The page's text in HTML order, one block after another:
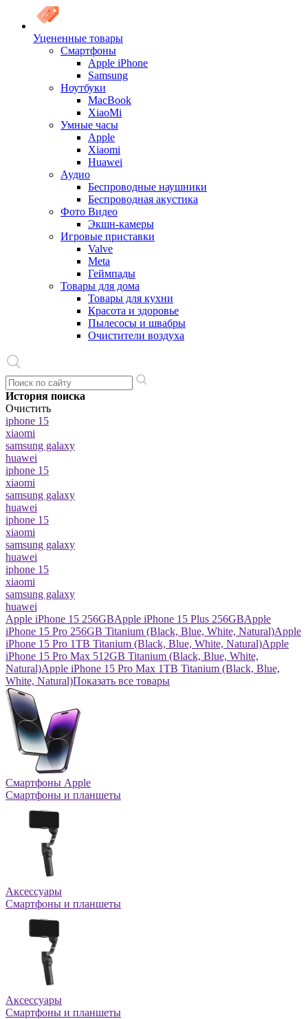
Уцененные товары
Cмартфоны
Apple iPhone
Samsung
Ноутбуки
MacBook
XiaoMi
Умные часы
Apple
Xiaomi
Huawei
Аудио
Беспроводные наушники
Беспроводная акустика
Фото Видео
Экшн-камеры
Игровые приставки
Valve
Meta
Геймпады
Товары для дома
Товары для кухни
Красота и здоровье
Пылесосы и швабры
Очистители воздуха
История поиска
Очистить
iphone 15
xiaomi
samsung galaxy
huawei
iphone 15
xiaomi
samsung galaxy
huawei
iphone 15
xiaomi
samsung galaxy
huawei
iphone 15
xiaomi
samsung galaxy
huawei
Apple iPhone 15 256GBApple iPhone 15 Plus 256GBApple
iPhone 15 Pro 256GB Titanium (Black, Blue, White, Natural)Apple
iPhone 15 Pro 1TB Titanium (Black, Blue, White, Natural)Apple
iPhone 15 Pro Max 512GB Titanium (Black, Blue, White,
Natural)Apple iPhone 15 Pro Max 1TB Titanium (Black, Blue,
White, Natural)Показать все товары
Смартфоны Apple
Смартфоны и планшеты
Аксессуары
Смартфоны и планшеты
Аксессуары
Смартфоны и планшеты